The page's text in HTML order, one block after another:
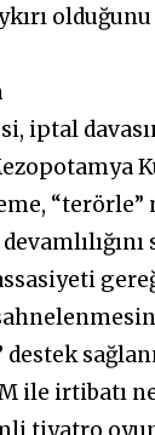
iptal
ile irtibatı
tiyatro